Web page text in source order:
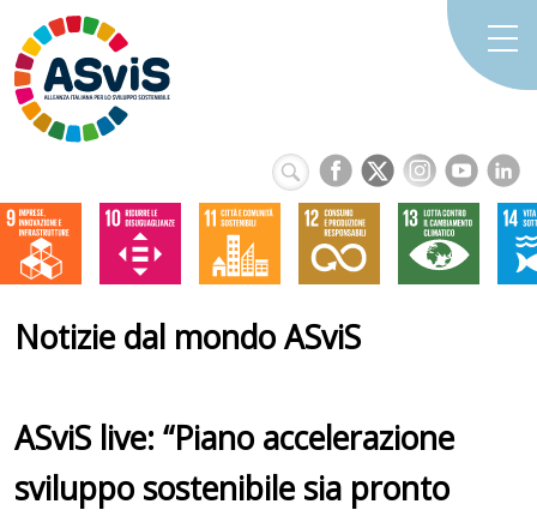
Notizie dal mondo ASviS
ASviS live: “Piano accelerazione
sviluppo sostenibile sia pronto